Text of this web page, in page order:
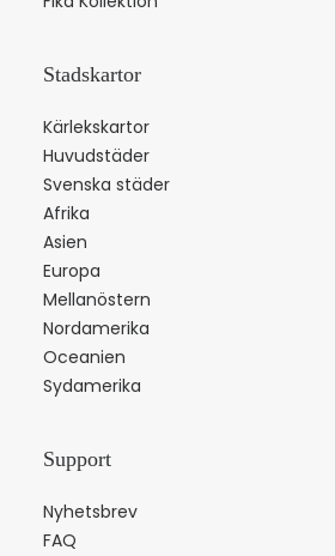
Stadskartor
Kärlekskartor
Huvudstäder
Svenska städer
Afrika
Asien
Europa
Mellanöstern
Nordamerika
Oceanien
Sydamerika
Support
Nyhetsbrev
FAQ